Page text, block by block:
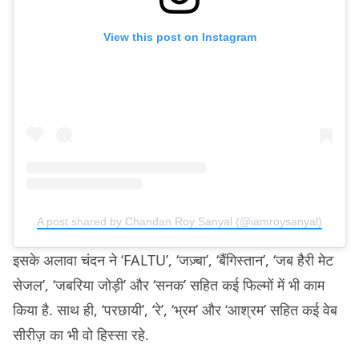
View this post on Instagram
A post shared by Chandan Roy Sanyal (@iamroysanyal)
इसके अलावा चंदन ने ‘FALTU’, ‘जज़्बा’, ‘बैंगिस्तान’, ‘जब हैरी मेट
सेजल’, ‘जबरिया जोड़ी’ और ‘सनक’ सहित कई फिल्मों में भी काम
किया है. साथ ही, ‘परछायी’, ‘रे’, ‘भ्रम’ और ‘आश्रम’ सहित कई वेब
सीरीज़ का भी वो हिस्सा रहे.